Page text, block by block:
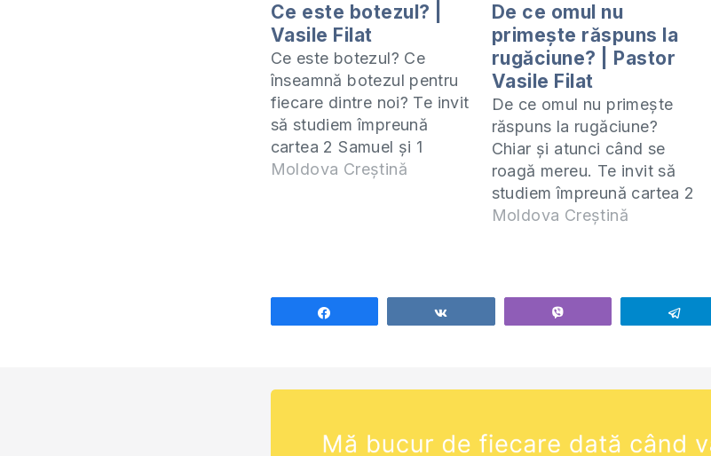
Ce este botezul? |
Vasile Filat
Ce este botezul? Ce
înseamnă botezul pentru
fiecare dintre noi? Te invit
să studiem împreună
cartea 2 Samuel și 1
Cronici. Studiul acesta îl
https://shop.eurasiaprecept.org/produs/2-
samuel-si-1-cronici/ În
samuel-1-cronici-pdf/
Moldova Creștină
De ce omul nu
primește răspuns la
rugăciune? | Pastor
Vasile Filat
De ce omul nu primește
răspuns la rugăciune?
Chiar și atunci când se
roagă mereu. Te invit să
studiem împreună cartea 2
Samuel și 1 Cronici.
20:00. Manualul după
care studiem poate fi
samuel-si-1-cronici/…
Moldova Creștină